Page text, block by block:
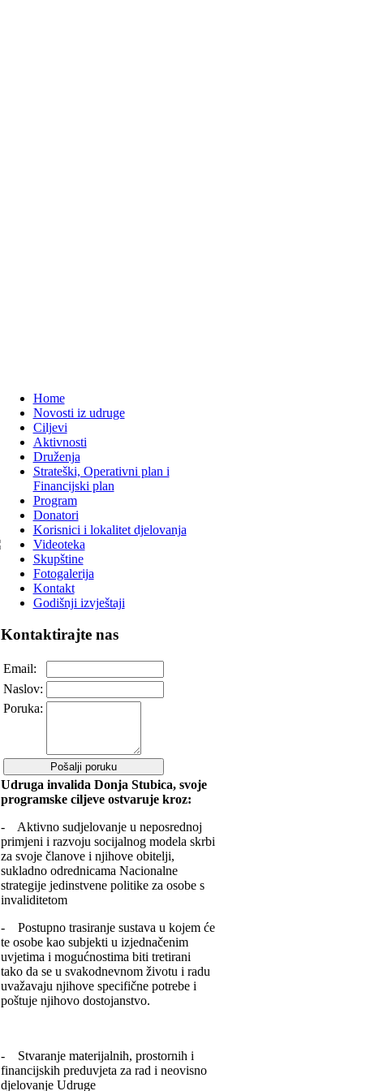
Home
Novosti iz udruge
Ciljevi
Aktivnosti
Druženja
Strateški, Operativni plan i
Financijski plan
Program
Donatori
Korisnici i lokalitet djelovanja
Videoteka
Skupštine
Fotogalerija
Kontakt
Godišnji izvještaji
Kontaktirajtenas
Email:
Naslov:
Poruka:
Udruga invalida Donja Stubica, svoje
programske ciljeve ostvaruje kroz:
- Aktivno sudjelovanje u neposrednoj
primjeni i razvoju socijalnog modela skrbi
za svoje članove i njihove obitelji,
sukladno odrednicama Nacionalne
strategije jedinstvene politike za osobe s
invaliditetom
- Postupno trasiranje sustava u kojem će
te osobe kao subjekti u izjednačenim
uvjetima i mogućnostima biti tretirani
tako da se u svakodnevnom životu i radu
uvažavaju njihove specifične potrebe i
poštuje njihovo dostojanstvo.
- Stvaranje materijalnih, prostornih i
financijskih preduvjeta za rad i neovisno
djelovanje Udruge